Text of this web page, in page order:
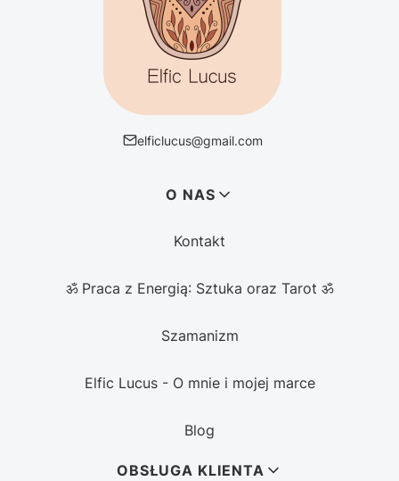
elficlucus@gmail.com
O NAS
Kontakt
ॐ Praca z Energią: Sztuka oraz Tarot ॐ
Szamanizm
Elfic Lucus - O mnie i mojej marce
Blog
OBSŁUGA KLIENTA